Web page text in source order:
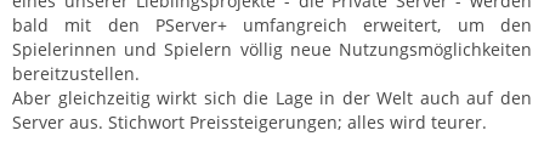
bald mit den PServer+ umfangreich erweitert, um den
Spielerinnen und Spielern völlig neue Nutzungsmöglichkeiten
bereitzustellen.
Aber gleichzeitig wirkt sich die Lage in der Welt auch auf den
Server aus. Stichwort Preissteigerungen; alles wird teurer.